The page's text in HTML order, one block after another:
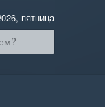
пятница